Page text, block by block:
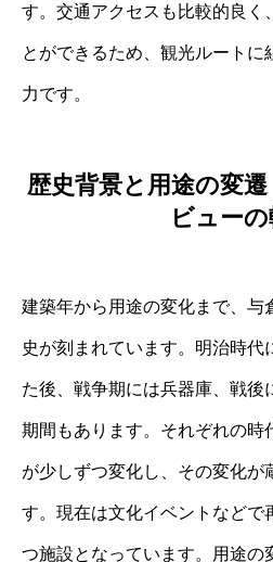
す。交通アクセスも比較的良く
とができるため、観光ルートに
力です。
歴史背景と用途の変
ビュー
建築年から用途の変化まで、与
史が刻まれています。明治時代
た後、戦争期には兵器庫、戦後
期間もあります。それぞれの時
が少しずつ変化し、その変化が
す。現在は文化イベントなどで
つ施設となっています。用途の